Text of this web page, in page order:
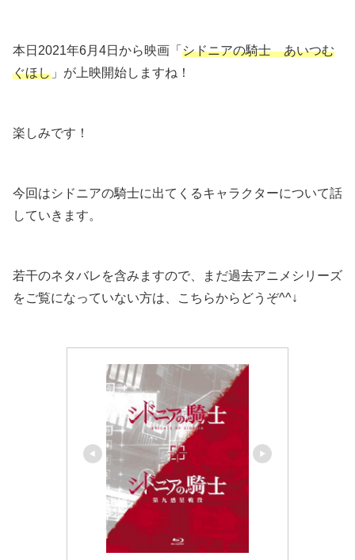
本日2021年6月4日から映画「 シドニアの騎士 あいつむ
ぐほし 」が上映開始しますね！
楽しみです！
今回はシドニアの騎士に出てくるキャラクターについて話
していきます。
若干のネタバレを含みますので、まだ過去アニメシリーズ
をご覧になっていない方は、こちらからどうぞ^^↓